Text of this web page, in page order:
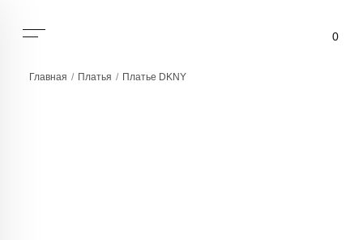
Главная / Платья / Платье DKNY